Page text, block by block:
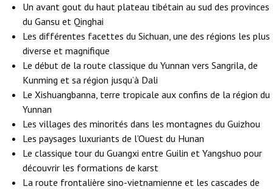
Un avant gout du haut plateau tibétain au sud des provinces
du Gansu et Qinghai
Les différentes facettes du Sichuan, une des régions les plus
diverse et magnifique
Le début de la route classique du Yunnan vers Sangrila, de
Kunming et sa région jusqu’à Dali
Le Xishuangbanna, terre tropicale aux confins de la région du
Yunnan
Les villages des minorités dans les montagnes du Guizhou
Les paysages luxuriants de l’Ouest du Hunan
Le classique tour du Guangxi entre Guilin et Yangshuo pour
découvrir les formations de karst
La route frontalière sino-vietnamienne et les cascades de